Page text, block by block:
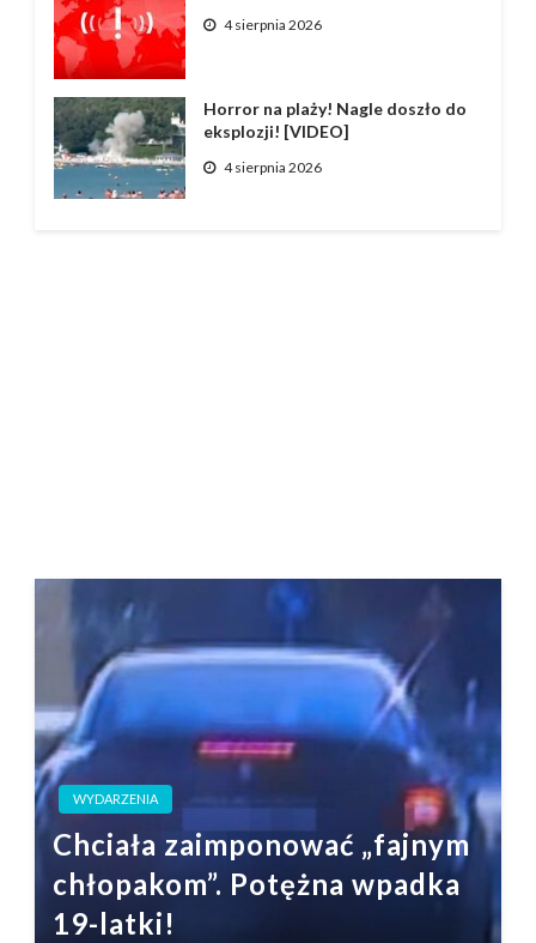
4 sierpnia 2026
Horror na plaży! Nagle doszło do
eksplozji! [VIDEO]
4 sierpnia 2026
WYDARZENIA
Chciała zaimponować „fajnym
chłopakom”. Potężna wpadka
19-latki!